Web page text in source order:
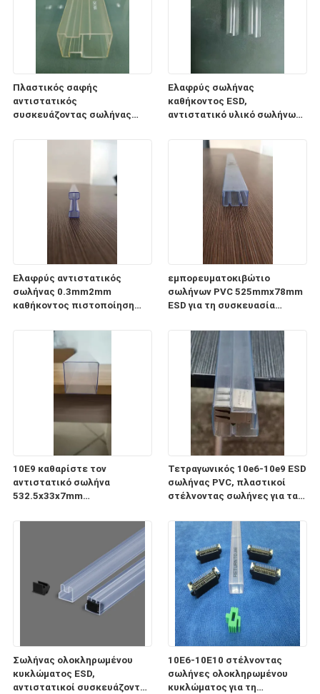
Πλαστικός σαφής
αντιστατικός
συσκευάζοντας σωλήνας
Ελαφρύς σωλήνας
καθήκοντος ESD,
αντιστατικό υλικό σωλήνων
ολοκληρωμένου κυκλώματος
Ελαφρύς αντιστατικός
σωλήνας 0.3mm2mm
καθήκοντος πιστοποίηση
εμπορευματοκιβώτιο
σωλήνων PVC 525mmx78mm
ESD για τη συσκευασία
ηλεκτρικού ρεύματος
10E9 καθαρίστε τον
αντιστατικό σωλήνα
532.5x33x7mm
ESD για τη συσκευασία και τη
Τετραγωνικός 10e6-10e9 ESD
σωλήνας PVC, πλαστικοί
στέλνοντας σωλήνες για τα
Σωλήνας ολοκληρωμένου
κυκλώματος ESD,
αντιστατικοί συσκευάζοντας
10E6-10E10 στέλνοντας
σωλήνες ολοκληρωμένου
κυκλώματος για τη